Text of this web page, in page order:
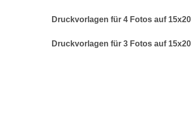
Druckvorlagen für 4 Fotos auf
Druckvorlagen für 3 Fotos auf